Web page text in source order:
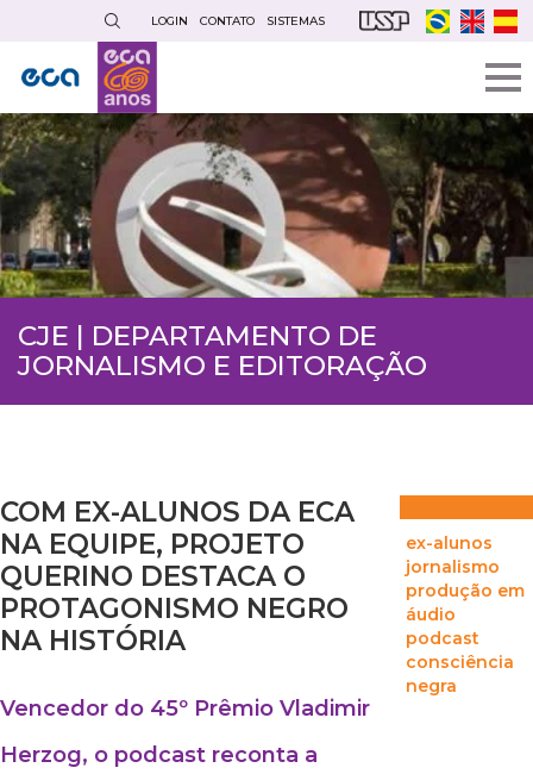
conteúdo
principal
LOGIN CONTATO SISTEMAS
CJE | DEPARTAMENTO DE
JORNALISMO E EDITORAÇÃO
COM EX-ALUNOS DA ECA
NA EQUIPE, PROJETO
QUERINO DESTACA O
PROTAGONISMO NEGRO
NA HISTÓRIA
Vencedor do 45º Prêmio Vladimir
Herzog, o podcast reconta a
ex-alunos
jornalismo
produção em
áudio
podcast
consciência
negra